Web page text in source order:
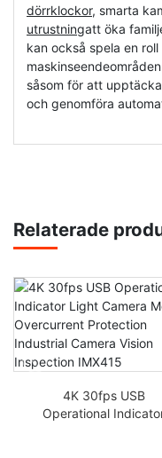
dörrklockor, smarta
utrustningatt öka
kan också spela en
såsom för att
och genomföra
Relaterade
4K 30fps USB
Operational